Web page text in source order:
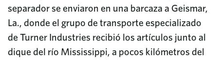
separador se enviaron en una barcaza a Geismar,
La., donde el grupo de transporte especializado
de Turner Industries recibió los artículos junto al
dique del río Mississippi, a pocos kilómetros del